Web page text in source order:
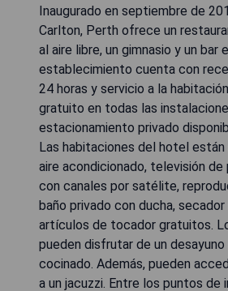
Inaugurado en septiembre de
Carlton, Perth ofrece un
al aire libre, un gimnasio y un bar
establecimiento cuenta con
24 horas y servicio a la
gratuito en todas las
estacionamiento privado
Las habitaciones del hotel están
aire acondicionado, televisión de
con canales por satélite,
baño privado con ducha,
artículos de tocador gratuitos.
pueden disfrutar de un
cocinado. Además, pueden
a un jacuzzi. Entre los puntos de